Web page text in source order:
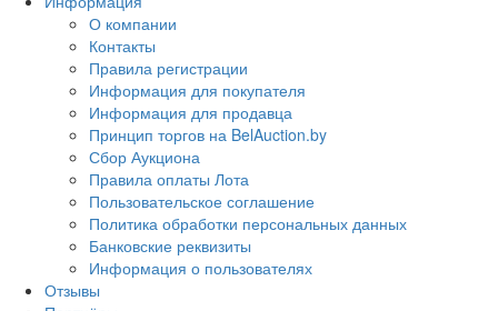
О компании
Контакты
Правила регистрации
Информация для покупателя
Информация для продавца
Принцип торгов на BelAuction.by
Сбор Аукциона
Правила оплаты Лота
Пользовательское соглашение
Политика обработки персональных данных
Банковские реквизиты
Информация о пользователях
Отзывы